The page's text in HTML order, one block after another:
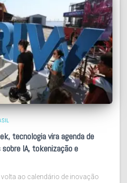
tecnologia vira agenda de
IA, tokenização e
ao calendário de inovação